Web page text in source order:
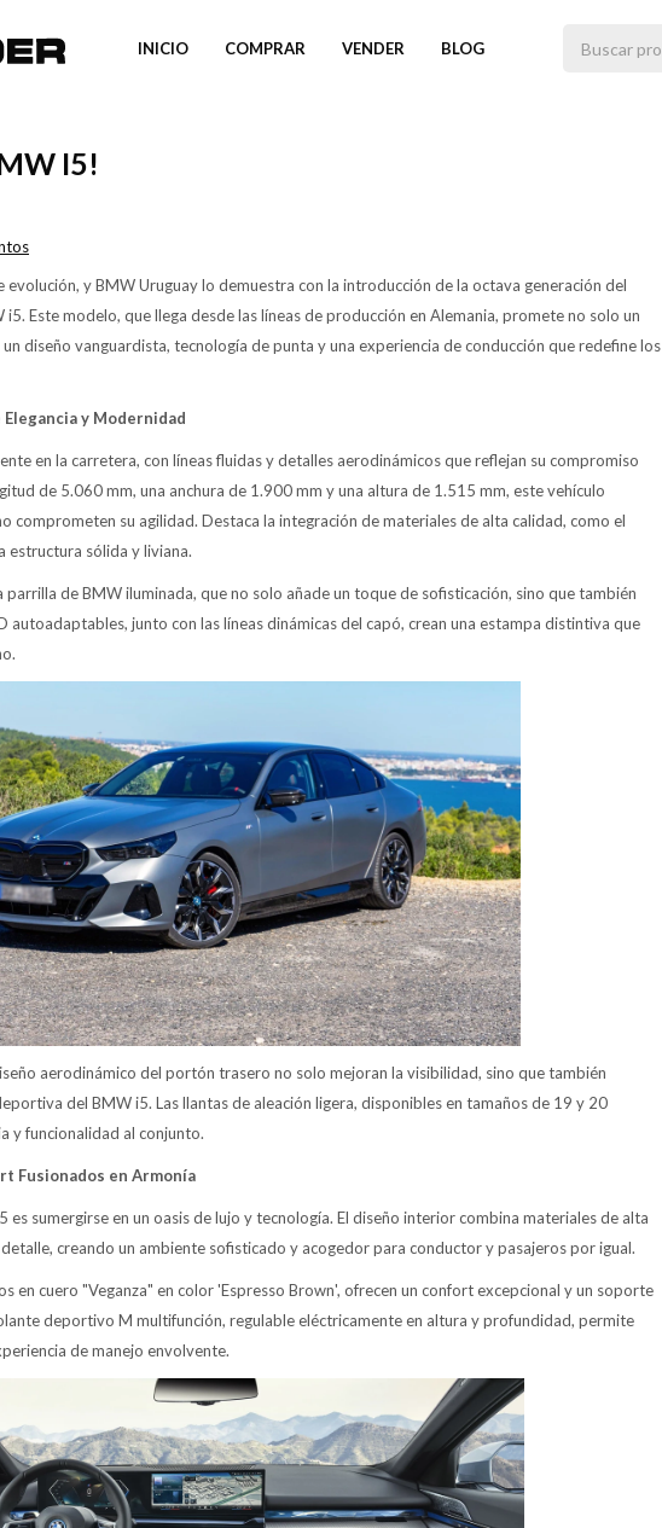
INICIO COMPRAR VENDER BLOG
I5!
y BMW Uruguay lo demuestra con la introducción de la octava generación del
i5. Este modelo, que llega desde las líneas de producción en Alemania, promete no solo un
diseño vanguardista, tecnología de punta y una experiencia de conducción que redefine los
y Modernidad
en la carretera, con líneas fluidas y detalles aerodinámicos que reflejan su compromiso
de 5.060 mm, una anchura de 1.900 mm y una altura de 1.515 mm, este vehículo
comprometen su agilidad. Destaca la integración de materiales de alta calidad, como el
estructura sólida y liviana.
de BMW iluminada, que no solo añade un toque de sofisticación, sino que también
autoadaptables, junto con las líneas dinámicas del capó, crean una estampa distintiva que
aerodinámico del portón trasero no solo mejoran la visibilidad, sino que también
del BMW i5. Las llantas de aleación ligera, disponibles en tamaños de 19 y 20
y funcionalidad al conjunto.
Fusionados en Armonía
sumergirse en un oasis de lujo y tecnología. El diseño interior combina materiales de alta
creando un ambiente sofisticado y acogedor para conductor y pasajeros por igual.
en cuero "Veganza" en color 'Espresso Brown', ofrecen un confort excepcional y un soporte
deportivo M multifunción, regulable eléctricamente en altura y profundidad, permite
de manejo envolvente.